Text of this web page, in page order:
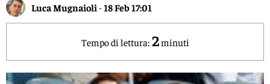
Luca Mugnaioli -18 Feb 17:01
Tempo di lettura: 2minuti